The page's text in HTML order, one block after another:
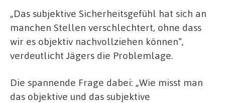
„Das subjektive Sicherheitsgefühl hat sich an
manchen Stellen verschlechtert, ohne dass
wir es objektiv nachvollziehen können“,
verdeutlicht Jägers die Problemlage.
Die spannende Frage dabei: „Wie misst man
das objektive und das subjektive